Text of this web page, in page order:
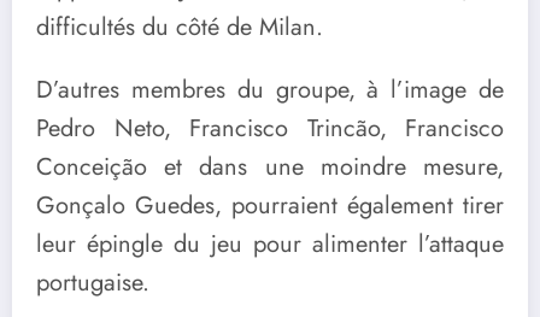
difficultés du côté de Milan.
D’autres membres du groupe, à l’image de
Pedro Neto, Francisco Trincão, Francisco
Conceição et dans une moindre mesure,
Gonçalo Guedes, pourraient également tirer
leur épingle du jeu pour alimenter l’attaque
portugaise.